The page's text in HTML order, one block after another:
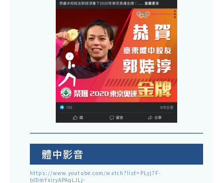
體中影音
https://www.youtube.com/watch?list=PLyj7F-
blDmYxiryAPAqLJLj-